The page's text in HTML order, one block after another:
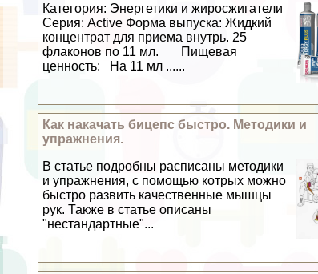
Категория: Энергетики и жиросжигатели
Серия: Active Форма выпуска: Жидкий
концентрат для приема внутрь. 25
флаконов по 11 мл. Пищевая
ценность: На 11 мл ......
Как накачать бицепс быстро. Методики и
упражнения.
В статье подробны расписаны методики
и упражнения, с помощью котрых можно
быстро развить качественные мышцы
рук. Также в статье описаны
"нестандартные"...